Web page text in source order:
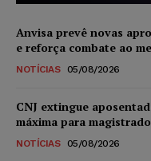
Anvisa prevê novas
e reforça combate ao
NOTÍCIAS 05/08/2026
CNJ extingue
máxima para
NOTÍCIAS 05/08/2026